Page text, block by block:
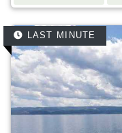
LAST MINUTE